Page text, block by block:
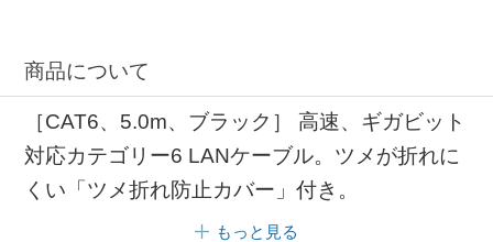
商品について
［CAT6、5.0m、ブラック］ 高速、ギガビット
対応カテゴリー6 LANケーブル。ツメが折れに
くい「ツメ折れ防止カバー」付き。
もっと見る